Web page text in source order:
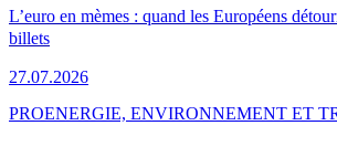
L’euro en mèmes : quand les Européens
billets
27.07.2026
PROENERGIE, ENVIRONNEMENT ET